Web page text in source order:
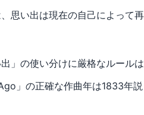
思い出は現在の自己によって
出」の使い分けに厳格なルール
」の正確な作曲年は1833年